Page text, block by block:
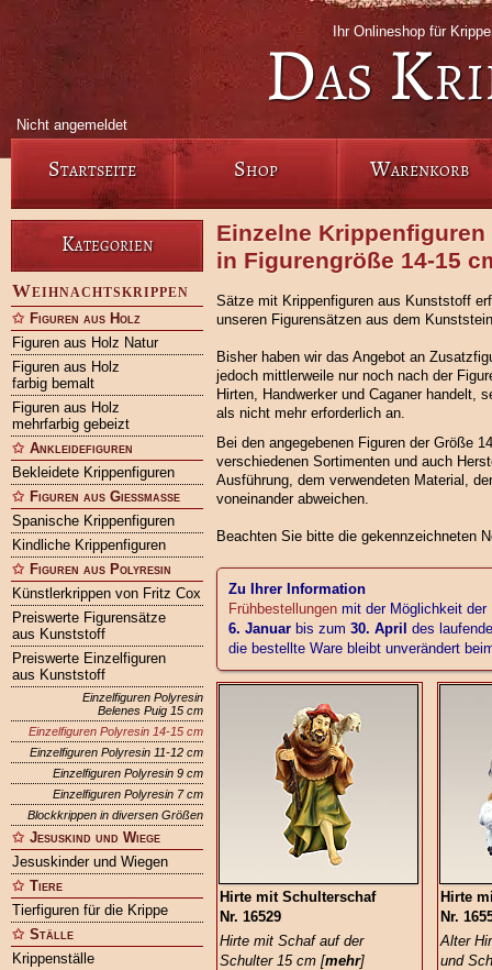
Ihr Onlineshop für
Das
Nicht angemeldet
Startseite Shop Warenkorb
Kategorien
Weihnachtskrippen
Figuren aus Holz
Figuren aus Holz Natur
Figuren aus Holz
farbig bemalt
Figuren aus Holz
mehrfarbig gebeizt
Ankleidefiguren
Bekleidete Krippenfiguren
Figuren aus Gießmasse
Spanische Krippenfiguren
Kindliche Krippenfiguren
Figuren aus Polyresin
Künstlerkrippen von Fritz Cox
Preiswerte Figurensätze
aus Kunststoff
Preiswerte Einzelfiguren
aus Kunststoff
Einzelfiguren Polyresin
Belenes Puig 15 cm
Einzelfiguren Polyresin 14-15 cm
Einzelfiguren Polyresin 11-12 cm
Einzelfiguren Polyresin 9 cm
Einzelfiguren Polyresin 7 cm
Blockkrippen in diversen Größen
Jesuskind und Wiege
Jesuskinder und Wiegen
Tiere
Tierfiguren für die Krippe
Ställe
Krippenställe
Einzelne
in Figurengröße 14-15
Sätze mit Krippenfiguren aus Kunststoff
unseren Figurensätzen aus dem
Bisher haben wir das Angebot an
jedoch mittlerweile nur noch nach der
Hirten, Handwerker und Caganer handelt,
als nicht mehr erforderlich an.
Bei den angegebenen Figuren der Größe
verschiedenen Sortimenten und auch
Ausführung, dem verwendeten Material,
voneinander abweichen.
Beachten Sie bitte die gekennzeichneten
Zu Ihrer Information
Frühbestellungen mit der Möglichkeit
6. Januar bis zum 30. April des
die bestellte Ware bleibt unverändert
Hirte mit Schulterschaf
Nr. 16529
Hirte mit Schaf auf der
Schulter 15 cm [mehr]
Hirte
Nr.
Alter
und